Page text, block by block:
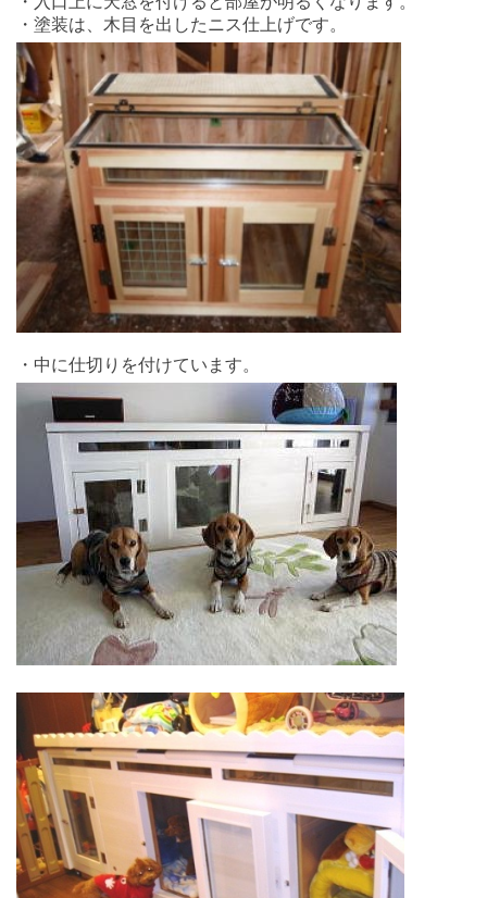
・塗装は、木目を出したニス仕上げです。
・中に仕切りを付けています。